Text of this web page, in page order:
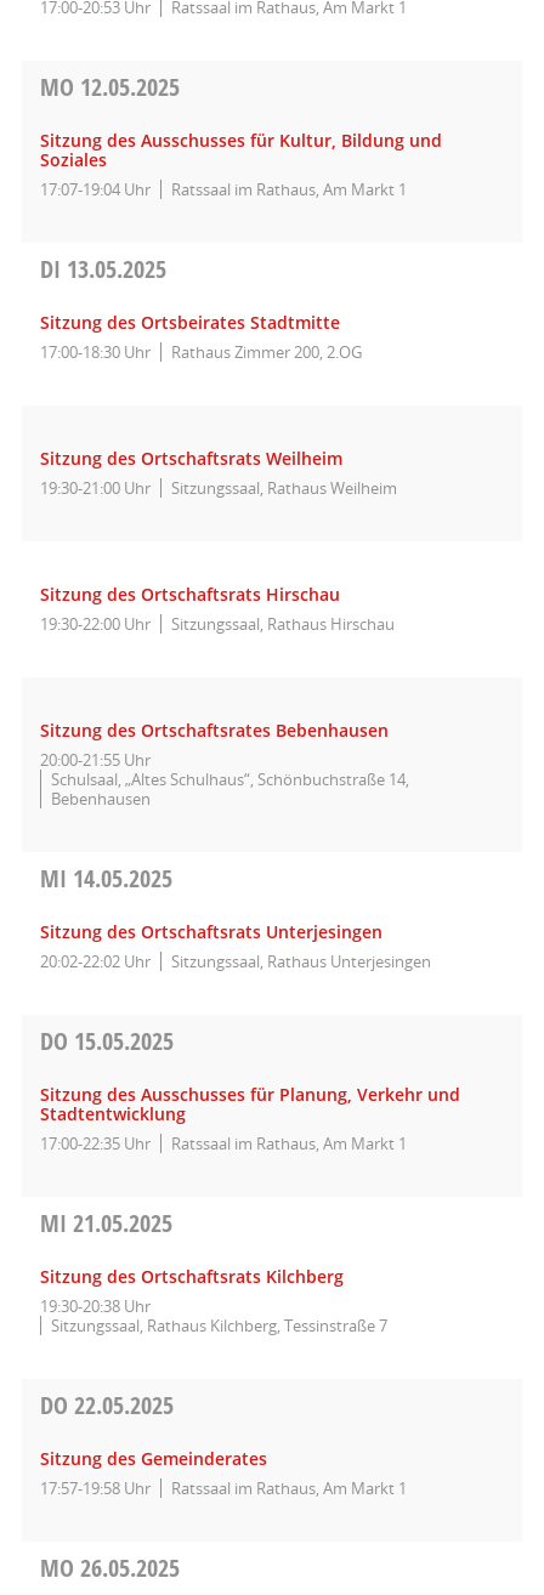
17:00-20:53 Uhr Ratssaal im Rathaus, Am Markt 1
MO 12.05.2025
Sitzung des Ausschusses für Kultur, Bildung und
Soziales
17:07-19:04 Uhr Ratssaal im Rathaus, Am Markt 1
DI 13.05.2025
Sitzung des Ortsbeirates Stadtmitte
17:00-18:30 Uhr Rathaus Zimmer 200, 2.OG
Sitzung des Ortschaftsrats Weilheim
19:30-21:00 Uhr Sitzungssaal, Rathaus Weilheim
Sitzung des Ortschaftsrats Hirschau
19:30-22:00 Uhr Sitzungssaal, Rathaus Hirschau
Sitzung des Ortschaftsrates Bebenhausen
20:00-21:55 Uhr
Schulsaal, „Altes Schulhaus“, Schönbuchstraße 14,
Bebenhausen
MI 14.05.2025
Sitzung des Ortschaftsrats Unterjesingen
20:02-22:02 Uhr Sitzungssaal, Rathaus Unterjesingen
DO 15.05.2025
Sitzung des Ausschusses für Planung, Verkehr und
Stadtentwicklung
17:00-22:35 Uhr Ratssaal im Rathaus, Am Markt 1
MI 21.05.2025
Sitzung des Ortschaftsrats Kilchberg
19:30-20:38 Uhr
Sitzungssaal, Rathaus Kilchberg, Tessinstraße 7
DO 22.05.2025
Sitzung des Gemeinderates
17:57-19:58 Uhr Ratssaal im Rathaus, Am Markt 1
MO 26.05.2025